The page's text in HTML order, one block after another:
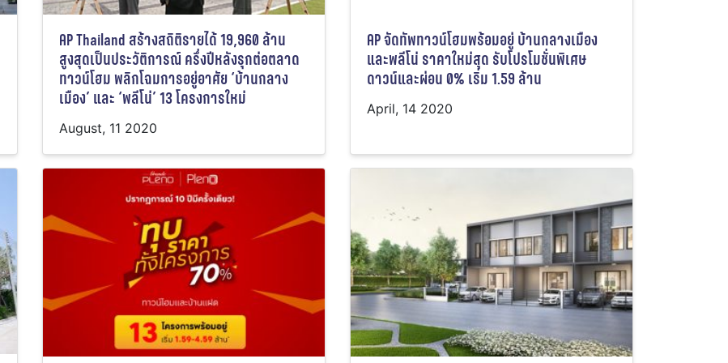
AP Thailand สร้างสถิติรายได้ 19,960 ล้าน
สูงสุดเป็นประวัติการณ์ ครึ่งปีหลังรุกต่อตลาด
ทาวน์โฮม พลิกโฉมการอยู่อาศัย ‘บ้านกลาง
เมือง’ และ ‘พลีโน่’ 13 โครงการใหม่
August, 11 2020
AP จัดทัพทาวน์โฮมพร้อมอยู่ บ้านกลางเมือง
และพลีโน่ ราคาใหม่สุด รับโปรโมชั่นพิเศษ
ดาวน์และผ่อน 0% เริ่ม 1.59 ล้าน
April, 14 2020